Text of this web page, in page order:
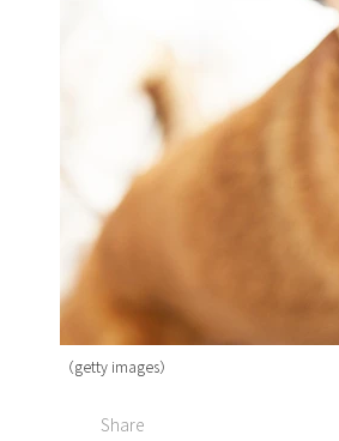
（getty images）
Share